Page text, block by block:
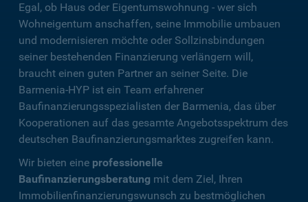
Egal, ob Haus oder Eigentumswohnung - wer sich
Wohneigentum anschaffen, seine Immobilie umbauen
und modernisieren möchte oder Sollzinsbindungen
seiner bestehenden Finanzierung verlängern will,
braucht einen guten Partner an seiner Seite. Die
Barmenia-HYP ist ein Team erfahrener
Baufinanzierungsspezialisten der Barmenia, das über
Kooperationen auf das gesamte Angebotsspektrum des
deutschen Baufinanzierungsmarktes zugreifen kann.
Wir bieten eine professionelle
Baufinanzierungsberatung mit dem Ziel, Ihren
Immobilienfinanzierungswunsch zu bestmöglichen